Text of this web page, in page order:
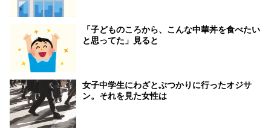
「子どものころから、こんな中華丼を食べたい
と思ってた」見ると
女子中学生にわざとぶつかりに行ったオジサ
ン。それを見た女性は